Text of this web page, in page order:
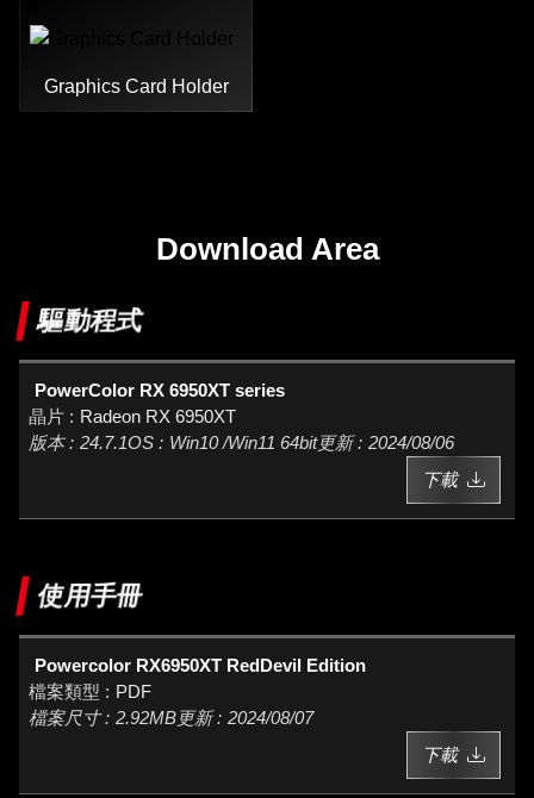
Graphics Card Holder
Download Area
驅動程式
PowerColor RX 6950XT series
Radeon RX 6950XT
24.7.1
Win10 /Win11 64bit
2024/08/06
下載
使用手冊
Powercolor RX6950XT RedDevil Edition
PDF
2.92MB
2024/08/07
下載